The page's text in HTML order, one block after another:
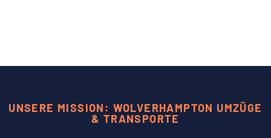
UNSERE MISSION: WOLVERHAMPTON UMZÜGE
& TRANSPORTE